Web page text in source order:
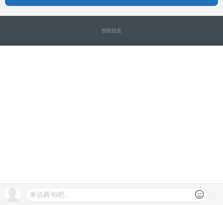
来说两句吧...
授权信息